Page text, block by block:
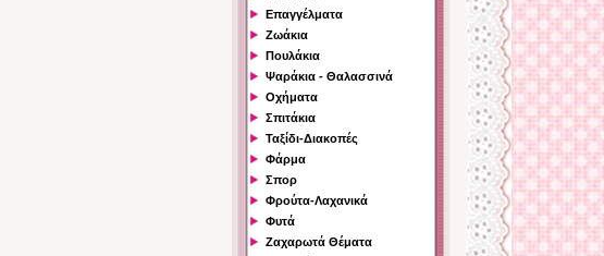
Επαγγέλματα
Ζωάκια
Πουλάκια
Ψαράκια - Θαλασσινά
Οχήματα
Σπιτάκια
Ταξίδι-Διακοπές
Φάρμα
Σπορ
Φρούτα-Λαχανικά
Φυτά
Ζαχαρωτά Θέματα